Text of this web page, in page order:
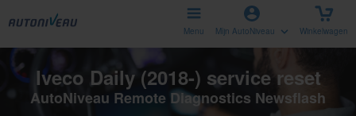
Menu Mijn AutoNiveau Winkelwagen
Iveco Daily (2018-) service reset
AutoNiveau Remote Diagnostics Newsflash